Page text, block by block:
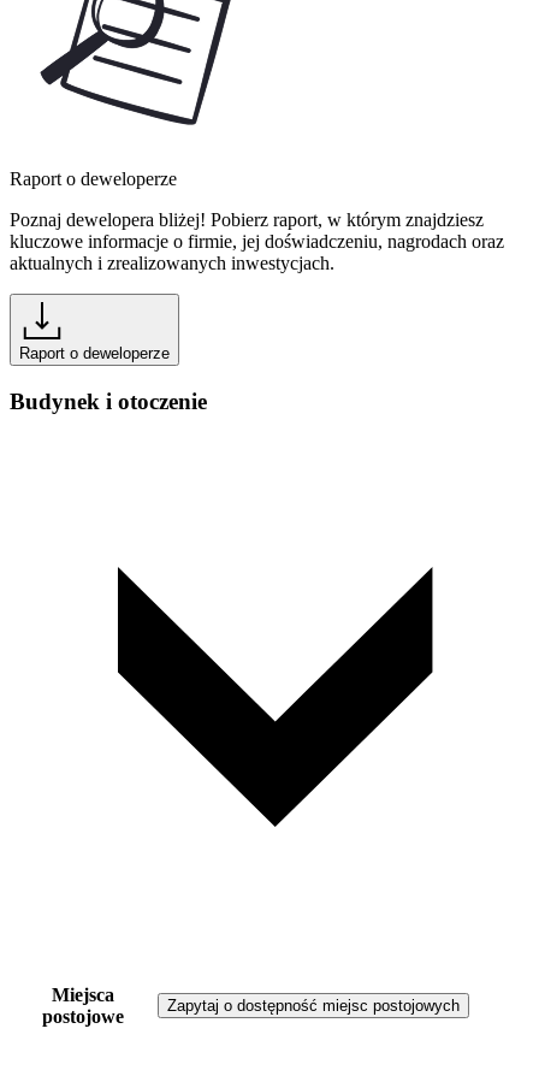
Raport o deweloperze
Poznaj dewelopera bliżej! Pobierz raport, w którym znajdziesz
kluczowe informacje o firmie, jej doświadczeniu, nagrodach oraz
aktualnych i zrealizowanych inwestycjach.
Raport o deweloperze
Budynek i otoczenie
Miejsca
postojowe
Zapytaj o dostępność miejsc postojowych